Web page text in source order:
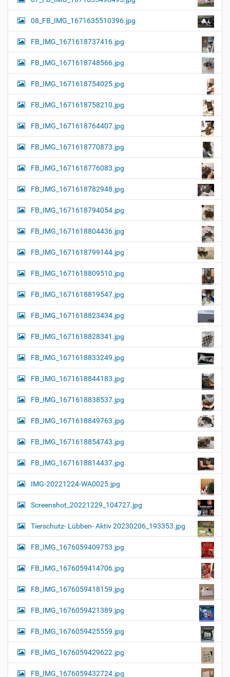
08_FB_IMG_1671635510396.jpg
FB_IMG_1671618737416.jpg
FB_IMG_1671618748566.jpg
FB_IMG_1671618754025.jpg
FB_IMG_1671618758210.jpg
FB_IMG_1671618764407.jpg
FB_IMG_1671618770873.jpg
FB_IMG_1671618776083.jpg
FB_IMG_1671618782948.jpg
FB_IMG_1671618794054.jpg
FB_IMG_1671618804436.jpg
FB_IMG_1671618799144.jpg
FB_IMG_1671618809510.jpg
FB_IMG_1671618819547.jpg
FB_IMG_1671618823434.jpg
FB_IMG_1671618828341.jpg
FB_IMG_1671618833249.jpg
FB_IMG_1671618844183.jpg
FB_IMG_1671618838537.jpg
FB_IMG_1671618849763.jpg
FB_IMG_1671618854743.jpg
FB_IMG_1671618814437.jpg
IMG-20221224-WA0025.jpg
Screenshot_20221229_104727.jpg
Tierschutz- Lübben- Aktiv 20230206_193353.jpg
FB_IMG_1676059409753.jpg
FB_IMG_1676059414706.jpg
FB_IMG_1676059418159.jpg
FB_IMG_1676059421389.jpg
FB_IMG_1676059425559.jpg
FB_IMG_1676059429622.jpg
FB_IMG_1676059432724.jpg